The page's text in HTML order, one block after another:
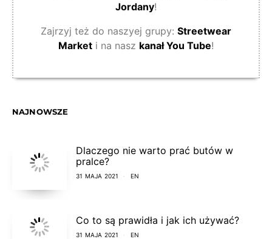
Jordany!
Zajrzyj też do naszyej grupy: Streetwear
Market i na nasz kanał You Tube!
NAJNOWSZE
Dlaczego nie warto prać butów w
pralce?
31 MAJA 2021 EN
Co to są prawidła i jak ich używać?
31 MAJA 2021 EN